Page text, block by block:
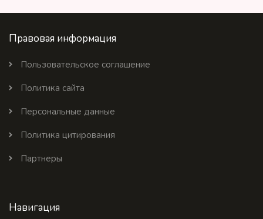
Правовая информация
Пользовательское соглашение
Политика сайта
Персональные данные
Политика цитирования
Партнеры
Навигация